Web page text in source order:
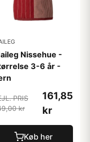
Nissehue -
3-6 år -
PRIS
kr
161,85
kr
Køb her